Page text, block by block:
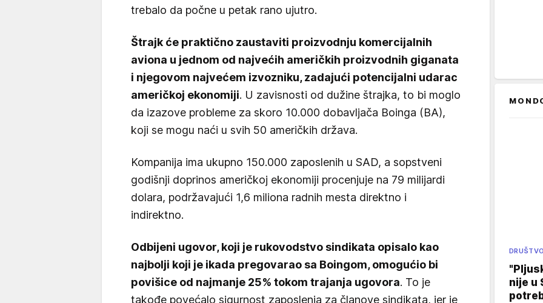
trebalo da počne u petak rano ujutro.
Štrajk će praktično zaustaviti proizvodnju komercijalnih
aviona u jednom od najvećih američkih proizvodnih giganata
i njegovom najvećem izvozniku, zadajući potencijalni udarac
američkoj ekonomiji. U zavisnosti od dužine štrajka, to bi moglo
da izazove probleme za skoro 10.000 dobavljača Boinga (BA),
koji se mogu naći u svih 50 američkih država.
Kompanija ima ukupno 150.000 zaposlenih u SAD, a sopstveni
godišnji doprinos američkoj ekonomiji procenjuje na 79 milijardi
dolara, podržavajući 1,6 miliona radnih mesta direktno i
indirektno.
Odbijeni ugovor, koji je rukovodstvo sindikata opisalo kao
najbolji koji je ikada pregovarao sa Boingom, omogućio bi
povišice od najmanje 25% tokom trajanja ugovora. To je
takođe povećalo sigurnost zaposlenja za članove sindikata, jer je
DRUŠTVO
nije u